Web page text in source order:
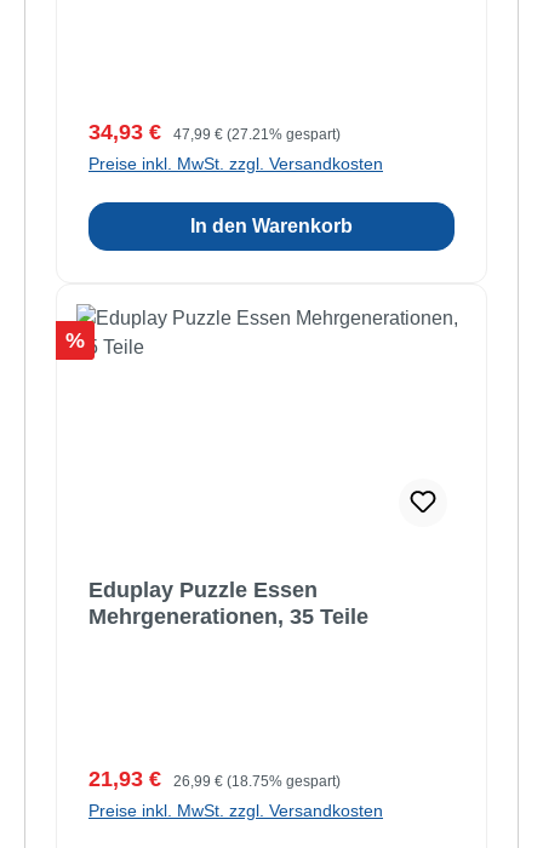
Verkaufspreis:
34,93 € Regulärer Preis:
47,99 € (27.21% gespart)
Preise inkl. MwSt. zzgl. Versandkosten
In den Warenkorb
Rabatt
%
Eduplay Puzzle Essen
Mehrgenerationen, 35 Teile
Verkaufspreis:
21,93 € Regulärer Preis:
26,99 € (18.75% gespart)
Preise inkl. MwSt. zzgl. Versandkosten